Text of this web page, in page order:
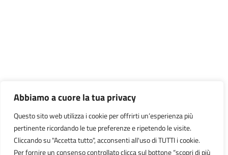
Abbiamo a cuore la tua privacy
Questo sito web utilizza i cookie per offrirti un’esperienza più
pertinente ricordando le tue preferenze e ripetendo le visite.
Cliccando su "Accetta tutto", acconsenti all'uso di TUTTI i cookie.
Per fornire un consenso controllato clicca sul bottone “scopri di più